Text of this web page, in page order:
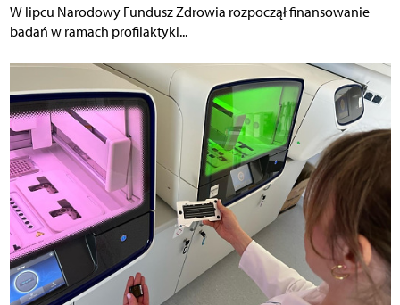
W lipcu Narodowy Fundusz Zdrowia rozpoczął finansowanie
badań w ramach profilaktyki...